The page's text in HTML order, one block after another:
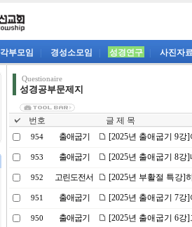
각부모임 경성소모임 성경연구 사진자
Questionaire
성경공부문제지
번호 글 제 목
954 출애굽기 [2025년 출애굽기 9
953 출애굽기 [2025년 출애굽기 8강
952 고린도전서 [2025년 부활절 특강]
951 출애굽기 [2025년 출애굽기 7
950 출애굽기 [2025년 출애굽기 6강